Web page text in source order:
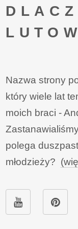
Nazwa strony
który wiele lat
moich braci -
polega
młodzieży?